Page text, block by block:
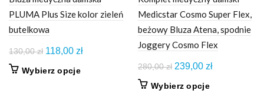
PLUMA Plus Size kolor zieleń
butelkowa
130,00zł Pierwotna
118,00 złAktualna
Wybierz opcjeTen
Medicstar Cosmo Super Flex,
beżowy Bluza Atena, spodnie
Joggery Cosmo Flex
280,00zł Pierwotna
239,00 złAktualna
Wybierz opcjeTen